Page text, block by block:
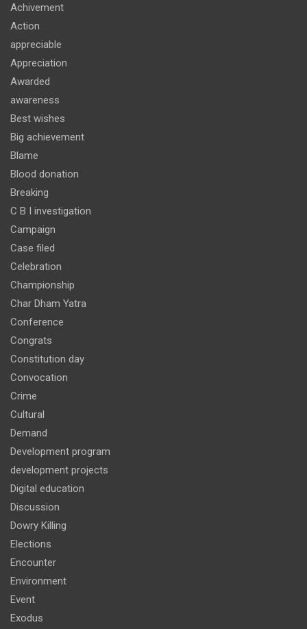
Achivement
Action
appreciable
Appreciation
Awarded
awareness
Best wishes
Big achievement
Blame
Blood donation
Breaking
C B I investigation
Campaign
Case filed
Celebration
Championship
Char Dham Yatra
Conference
Congrats
Constitution day
Convocation
Crime
Cultural
Demand
Development program
development projects
Digital education
Discussion
Dowry Killing
Elections
Encounter
Environment
Event
Exodus